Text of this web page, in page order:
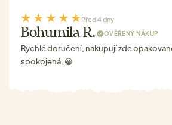
Před 4 dny
Bohumila R. OVĚŘENÝ NÁKUP
Rychlé doručení, nakupují zde
spokojená. 😀